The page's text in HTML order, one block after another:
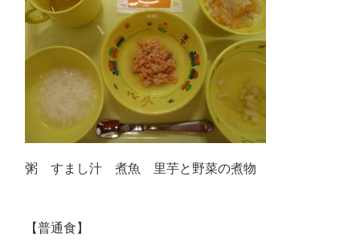
粥 すまし汁 煮魚 里芋と野菜の煮物
【普通食】